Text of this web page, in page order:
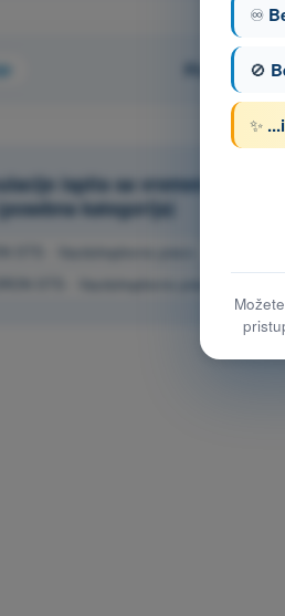
Pitanje 26
ispita sa vremenom
kategorija)
Kviz
♾️
🚫
✨